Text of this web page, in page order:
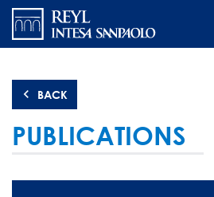
Перейти
основному
BACK
PUBLICATIONS